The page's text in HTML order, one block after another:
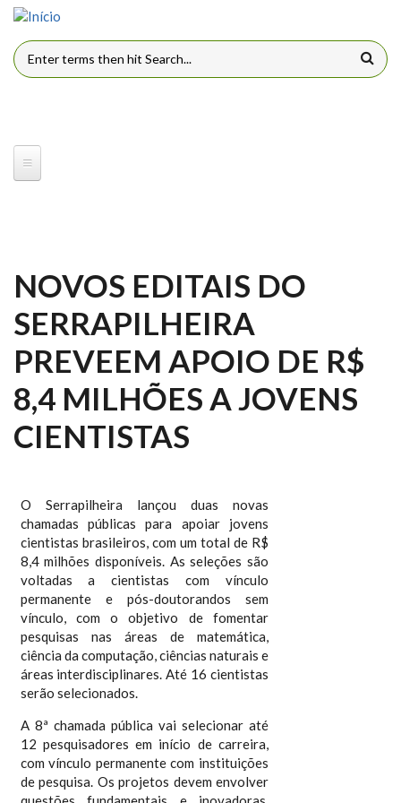
Pular para o conteúdo principal
FORMULÁRIO DE BUSCA
NOVOS EDITAIS DO
SERRAPILHEIRA
PREVEEM APOIO DE R$
8,4 MILHÕES A JOVENS
CIENTISTAS
O Serrapilheira lançou duas novas
chamadas públicas para apoiar jovens
cientistas brasileiros, com um total de R$
8,4 milhões disponíveis. As seleções são
voltadas a cientistas com vínculo
permanente e pós-doutorandos sem
vínculo, com o objetivo de fomentar
pesquisas nas áreas de matemática,
ciência da computação, ciências naturais e
áreas interdisciplinares. Até 16 cientistas
serão selecionados.
A 8ª chamada pública vai selecionar até
12 pesquisadores em início de carreira,
com vínculo permanente com instituições
de pesquisa. Os projetos devem envolver